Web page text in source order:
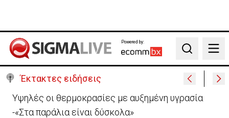
Powered by:
Search
Έκτακτες ειδήσεις
Υψηλές οι θερμοκρασίες με αυξημένη υγρασία
-«Στα παράλια είναι δύσκολα»